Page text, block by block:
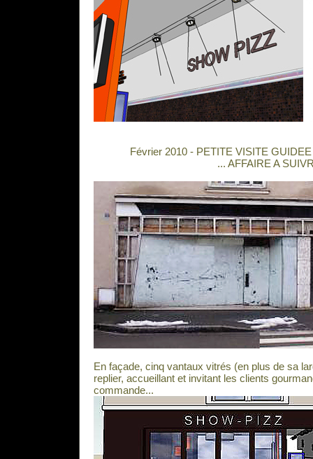
Février 2010 - PETITE VISITE
... AFFAIRE A
En façade, cinq vantaux vitrés (en plus de sa
replier, accueillant et invitant les clients
commande...